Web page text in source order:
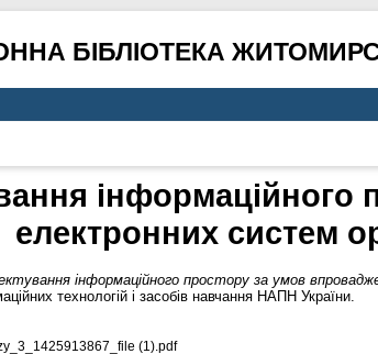
БІБЛІОТЕКА
електронних систем
інформаційного простору за умов
технологій і засобів навчання НАПН України.
(1).pdf